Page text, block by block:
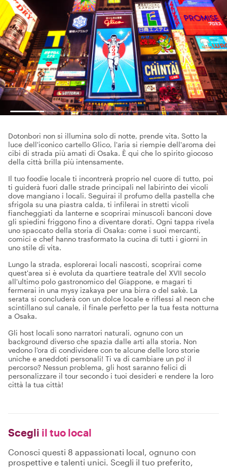
Dotonbori non si illumina solo di notte, prende vita. Sotto la
luce dell'iconico cartello Glico, l'aria si riempie dell'aroma dei
cibi di strada più amati di Osaka. È qui che lo spirito giocoso
della città brilla più intensamente.
Il tuo foodie locale ti incontrerà proprio nel cuore di tutto, poi
ti guiderà fuori dalle strade principali nel labirinto dei vicoli
dove mangiano i locali. Seguirai il profumo della pastella che
sfrigola su una piastra calda, ti infilerai in stretti vicoli
fiancheggiati da lanterne e scoprirai minuscoli banconi dove
gli spiedini friggono fino a diventare dorati. Ogni tappa rivela
uno spaccato della storia di Osaka: come i suoi mercanti,
comici e chef hanno trasformato la cucina di tutti i giorni in
uno stile di vita.
Lungo la strada, esplorerai locali nascosti, scoprirai come
quest'area si è evoluta da quartiere teatrale del XVII secolo
all'ultimo polo gastronomico del Giappone, e magari ti
fermerai in una mysy izakaya per una birra o del sakè. La
serata si concluderà con un dolce locale e riflessi al neon che
scintillano sul canale, il finale perfetto per la tua festa notturna
a Osaka.
Gli host locali sono narratori naturali, ognuno con un
background diverso che spazia dalle arti alla storia. Non
vedono l'ora di condividere con te alcune delle loro storie
uniche e aneddoti personali! Ti va di cambiare un po' il
percorso? Nessun problema, gli host saranno felici di
personalizzare il tour secondo i tuoi desideri e rendere la loro
città la tua città!
Scegli il tuo local
Conosci questi 8 appassionati local, ognuno con
prospettive e talenti unici. Scegli il tuo preferito,